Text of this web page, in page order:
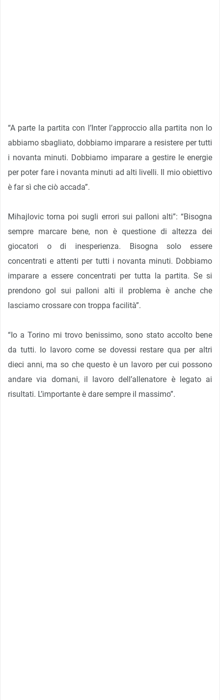
“A parte la partita con l’Inter l’approccio alla partita non lo
abbiamo sbagliato, dobbiamo imparare a resistere per tutti
i novanta minuti. Dobbiamo imparare a gestire le energie
per poter fare i novanta minuti ad alti livelli. Il mio obiettivo
è far sì che ciò accada”.
Mihajlovic torna poi sugli errori sui palloni alti”: “Bisogna
sempre marcare bene, non è questione di altezza dei
giocatori o di inesperienza. Bisogna solo essere
concentrati e attenti per tutti i novanta minuti. Dobbiamo
imparare a essere concentrati per tutta la partita. Se si
prendono gol sui palloni alti il problema è anche che
lasciamo crossare con troppa facilità”.
“Io a Torino mi trovo benissimo, sono stato accolto bene
da tutti. Io lavoro come se dovessi restare qua per altri
dieci anni, ma so che questo è un lavoro per cui possono
andare via domani, il lavoro dell’allenatore è legato ai
risultati. L’importante è dare sempre il massimo”.